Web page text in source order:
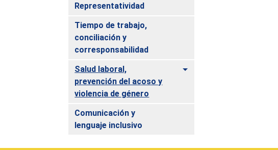
Representatividad
Tiempo de trabajo,
conciliación y
corresponsabilidad
Salud laboral,
prevención del acoso y
violencia de género
Alternar
Comunicación y
lenguaje inclusivo